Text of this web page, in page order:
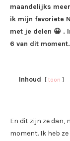
maandelijks
ik mijn favoriete
met je delen 😀 .
6 van dit
Inhoud toon
En dit zijn ze dan,
moment. Ik heb